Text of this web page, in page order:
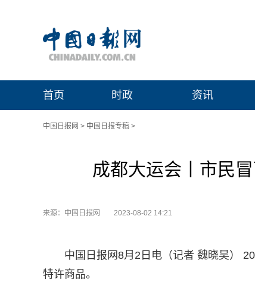
首页 时政 资讯
中国日报网 > 中国日报专稿 >
成都大运会丨市民
来源：中国日报网 2023-08-02 14:21
中国日报网8月2日电（记者 魏晓昊）
特许商品。